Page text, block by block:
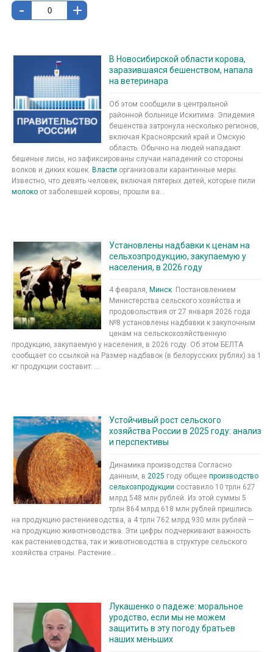
- +
В Новосибирской области корова,
заразившаяся бешенством, напала
на ветеринара
Об этом сообщили в центральной
районной больнице Искитима. Эпидемия
бешенства затронула несколько регионов,
включая Красноярский край и Омскую
область. Обычно на людей нападают
бешеные лисы, но зафиксированы случаи нападений со стороны
волков и диких кошек. Власти организовали карантинные меры.
Известно, что девять человек, включая пятерых детей, которые пили
молоко от заболевшей коровы, прошли ва...
Установлены надбавки к ценам на
сельхозпродукцию, закупаемую у
населения, в 2026 году
4 февраля, Минск. Постановлением
Министерства сельского хозяйства и
продовольствия от 27 января 2026 года
№8 установлены надбавки к закупочным
ценам на сельскохозяйственную
продукцию, закупаемую у населения, в 2026 году. Об этом БЕЛТА
сообщает со ссылкой на Размер надбавок (в белорусских рублях) за 1
кг продукции составит: ...
Устойчивый рост сельского
хозяйства России в 2025 году: анализ
и перспективы
Динамика производства Согласно
данным, в 2025 году общее производство
сельхозпродукции составило 10 трлн 627
млрд 548 млн рублей. Из этой суммы 5
трлн 864 млрд 618 млн рублей пришлись
на продукцию растениеводства, а 4 трлн 762 млрд 930 млн рублей —
на продукцию животноводства. Эти цифры подчеркивают важность
как растениеводства, так и животноводства в структуре сельского
хозяйства страны. Растение...
Лукашенко о падеже: моральное
уродство, если мы не можем
защитить в эту погоду братьев
наших меньших